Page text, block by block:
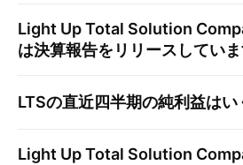
Light Up Total Solution
は決算報告をリリースしていま
LTSの直近四半期の純利益はい
Light Up Total Solution